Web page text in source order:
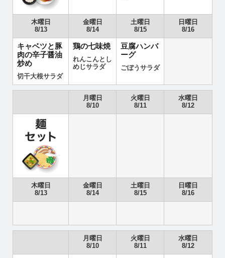
木曜日
8/13
金曜日
8/14
土曜日
8/15
日曜日
8/16
キャベツと豚
肉の辛子醤油
炒め
切干大根サラダ
鶏の七味焼
れんこんとし
めじサラダ
豆腐ハンバ
ーグ
ごぼうサラダ
月曜日
8/10
火曜日
8/11
水曜日
8/12
木曜日
8/13
金曜日
8/14
土曜日
8/15
日曜日
8/16
月曜日
8/10
火曜日
8/11
水曜日
8/12